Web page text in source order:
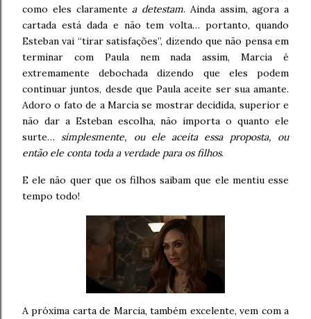
como eles claramentea detestam. Ainda assim, agora a
cartada está dada e não tem volta… portanto, quando
Esteban vai “tirar satisfações”, dizendo que não pensa em
terminar com Paula nem nada assim, Marcia é
extremamente debochada dizendo que eles podem
continuar juntos, desde que Paula aceite ser sua amante.
Adoro o fato de a Marcia se mostrar decidida, superior e
não dar a Esteban escolha, não importa o quanto ele
surte… simplesmente, ou ele aceita essa proposta, ou
então ele conta toda a verdade para os filhos.
E ele não quer que os filhos saibam que ele mentiu esse
tempo todo!
A próxima carta de Marcia, também excelente, vem com a